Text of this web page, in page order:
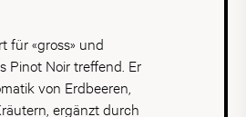
und
für die Zukunft
für «gross» und
Pinot Noir treffend. Er
von Erdbeeren,
ergänzt durch